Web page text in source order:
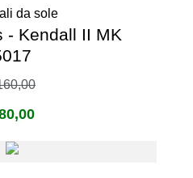
da sole
- Kendall II MK